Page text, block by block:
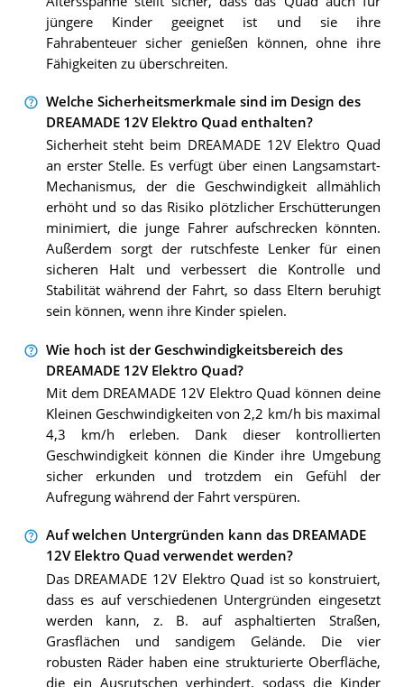
jüngere Kinder geeignet ist und sie ihre
Fahrabenteuer sicher genießen können, ohne ihre
Fähigkeiten zu überschreiten.
Welche Sicherheitsmerkmale sind im Design des
DREAMADE 12V Elektro Quad enthalten?
Sicherheit steht beim DREAMADE 12V Elektro Quad
an erster Stelle. Es verfügt über einen Langsamstart-
Mechanismus, der die Geschwindigkeit allmählich
erhöht und so das Risiko plötzlicher Erschütterungen
minimiert, die junge Fahrer aufschrecken könnten.
Außerdem sorgt der rutschfeste Lenker für einen
sicheren Halt und verbessert die Kontrolle und
Stabilität während der Fahrt, so dass Eltern beruhigt
sein können, wenn ihre Kinder spielen.
Wie hoch ist der Geschwindigkeitsbereich des
DREAMADE 12V Elektro Quad?
Mit dem DREAMADE 12V Elektro Quad können deine
Kleinen Geschwindigkeiten von 2,2 km/h bis maximal
4,3 km/h erleben. Dank dieser kontrollierten
Geschwindigkeit können die Kinder ihre Umgebung
sicher erkunden und trotzdem ein Gefühl der
Aufregung während der Fahrt verspüren.
Auf welchen Untergründen kann das DREAMADE
12V Elektro Quad verwendet werden?
Das DREAMADE 12V Elektro Quad ist so konstruiert,
dass es auf verschiedenen Untergründen eingesetzt
werden kann, z. B. auf asphaltierten Straßen,
Grasflächen und sandigem Gelände. Die vier
robusten Räder haben eine strukturierte Oberfläche,
die ein Ausrutschen verhindert, sodass die Kinder